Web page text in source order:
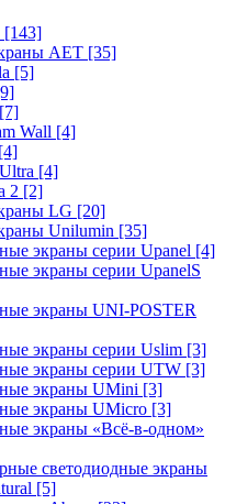
[143]
AET [35]
[5]
[7]
Wall [4]
[4]
[4]
2 [2]
LG [20]
Unilumin [35]
экраны серии Upanel [4]
экраны серии UpanelS
экраны UNI-POSTER
экраны серии Uslim [3]
экраны серии UTW [3]
экраны UMini [3]
экраны UMicro [3]
экраны «Всё-в-одном»
светодиодные экраны
[5]